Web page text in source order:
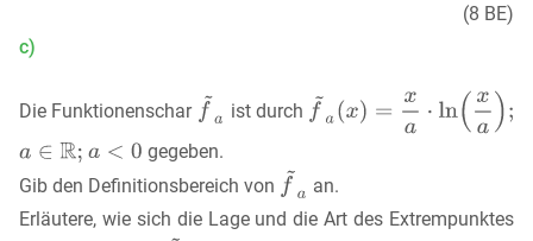
(8 BE)
c)
Die Funktionenschar
ist durch
gegeben.
Gib den Definitionsbereich von
an.
Erläutere, wie sich die Lage und die Art des Extrempunktes